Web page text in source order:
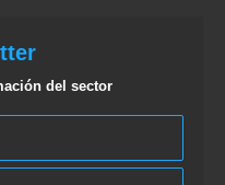
del sector